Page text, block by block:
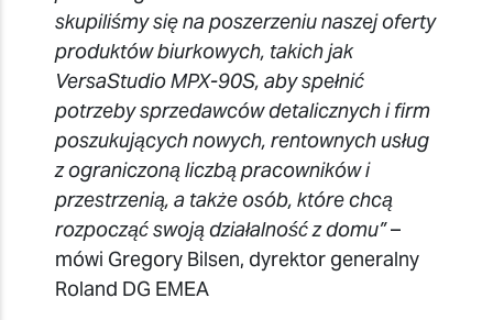
skupiliśmy się na poszerzeniu naszej oferty
produktów biurkowych, takich jak
VersaStudio MPX-90S, aby spełnić
potrzeby sprzedawców detalicznych i firm
poszukujących nowych, rentownych usług
z ograniczoną liczbą pracowników i
przestrzenią, a także osób, które chcą
rozpocząć swoją działalność z domu”–
mówi Gregory Bilsen, dyrektor generalny
Roland DG EMEA